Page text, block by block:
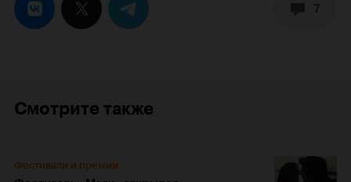
Смотрите также
Фестивали и премии